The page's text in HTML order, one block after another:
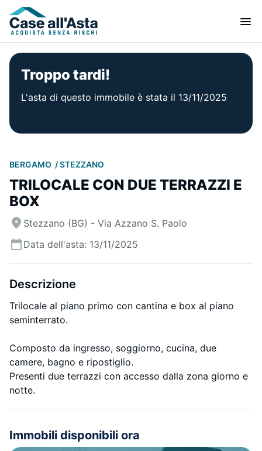
Troppo tardi!
L'asta di questo immobile è stata il 13/11/2025
BERGAMO STEZZANO
TRILOCALE CON DUE TERRAZZI E
BOX
Stezzano (BG) - Via Azzano S. Paolo
Data dell'asta: 13/11/2025
Descrizione
Trilocale al piano primo con cantina e box al piano
seminterrato.
Composto da ingresso, soggiorno, cucina, due
camere, bagno e ripostiglio.
Presenti due terrazzi con accesso dalla zona giorno e
notte.
Immobili disponibili ora